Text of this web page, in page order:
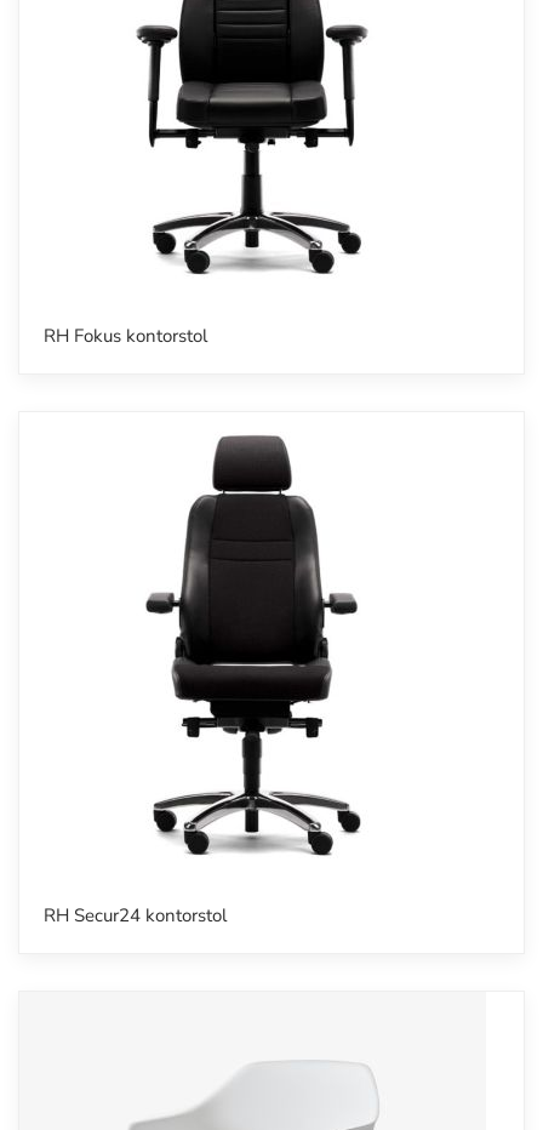
RH Fokus kontorstol
RH Secur24 kontorstol